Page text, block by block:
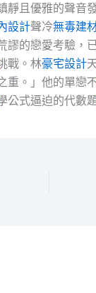
靜且優雅的聲音
設計聲冷無毒建
謬的戀愛考驗，
戰。林豪宅設計
重。」他的單戀
公式逼迫的代數